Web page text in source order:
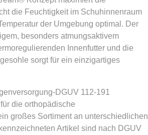
die Feuchtigkeit im Schuhinnenraum
der Umgebung optimal. Der
besonders atmungsaktivem
Innenfutter und die
sorgt für ein einzigartiges
DGUV 112-191
die orthopädische
großes Sortiment an unterschiedlichen
Artikel sind nach DGUV